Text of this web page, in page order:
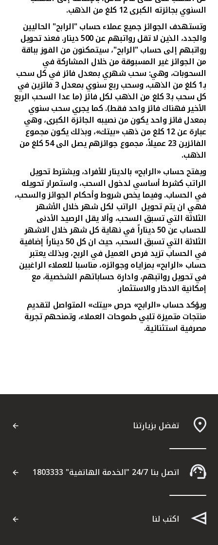
السنوي بجائزته الكبرى 12 كلغ من الذهب.
وتستهدف الجوائز جميع عملاء حساب "الرابح" الحاليين
والجدد، الذين لا تقل رواتبهم عن 500 دينار. فعند تحويل
رواتبهم إلى حساب "الرابح"، سيتمكنون من الفوز بباقة
من الجوائز غير المسبوقة من خلال المشاركة في
السحوبات، وهي: سحب شهري بمعدل فائز في كل سحب
بـ1 كلغ من الذهب، وسحب ربع سنوي بمعدل 3 فائزين في
كل سحب بـ3 كلغ من الذهب لكل فائز (ما عدا السحب الربع
الأخير فهناك فائز واحد فقط). كما يجري سحب سنوي
بمعدل فائز واحد يكون من نصيبه الجائزة الكبرى، وهي
عبارة عن 12 كلغ من ذهب «بيتك»، وبذلك يكون مجموع
الفائزين 23 عميلاً، مجموع جوائزهم يصل الى 54 كلغ من
الذهب.
ويفتح حساب «الرابح» بالدينار للأفراد، ويشترط تحويل
الراتب كشرط أساسي لدخول السحب، واستمرار تحويله
في الحساب. وفيما يخص شروط وأحكام الجوائز والسحب،
فهي ان يتم تحويل الراتب لكل شهر خلال الأشهر
الثلاثة التي تسبق السحب، وألا يقل الرصيد الأدنى
للحساب عن 50 ديناراً في نهاية كل شهر خلال الاشهر
الثلاثة التي تسبق السحب، حيث ان كل 50 ديناراً إضافية
في الحساب تزيد فرص العميل في الربح، وبذلك يعتبر
حساب «الرابح» بمزاياه وجوائزه، مناسبا للعملاء الراغبين
في تحويل رواتبهم، وادارة حساباتهم الشخصية، مع
إمكانية الادخار والاستثمار.
ويؤكد حساب «الرابح» حرص «بيتك» المتواصل لتقديم
منتجات متميزة تلبي طموحات العملاء، وتمنحهم تجربة
مصرفية استثنائية.
تفضل بزيارتنا
اتصل بنا 24/7 "الخدمة الهاتفية" 1803333
اكتب لنا